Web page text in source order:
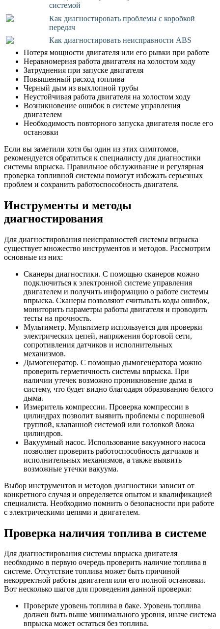
системой
Как диагностировать проблемы с коробкой
передач
Как диагностировать неисправности ABS
Потеря мощности двигателя или его рывки при работе
Неравномерная работа двигателя на холостом ходу
Затруднения при запуске двигателя
Повышенный расход топлива
Черный дым из выхлопной трубы
Неустойчивая работа двигателя на холостом ходу
Возникновение ошибок в системе управления
двигателем
Необходимость повторного запуска двигателя после его
остановки
Если вы заметили хотя бы один из этих симптомов,
рекомендуется обратиться к специалисту для диагностики
системы впрыска. Правильное обслуживание и регулярная
проверка топливной системы помогут избежать серьезных
проблем и сохранить работоспособность двигателя.
Инструменты и методы
диагностирования
Для диагностирования неисправностей системы впрыска
существует множество инструментов и методов. Рассмотрим
основные из них:
Сканеры диагностики. С помощью сканеров можно
подключиться к электронной системе управления
двигателем и получить информацию о работе системы
впрыска. Сканеры позволяют считывать коды ошибок,
мониторить параметры работы двигателя и проводить
тесты на прочность.
Мультиметр. Мультиметр используется для проверки
электрических цепей, напряжения бортовой сети,
сопротивления датчиков и исполнительных
механизмов.
Дымогенератор. С помощью дымогенератора можно
проверить герметичность системы впрыска. При
наличии утечек возможно проникновение дыма в
систему, что будет видно благодаря образованию белого
дыма.
Измеритель компрессии. Проверка компрессии в
цилиндрах позволит выявить проблемы с поршневой
группой, клапанной системой или головкой блока
цилиндров.
Вакуумный насос. Использование вакуумного насоса
позволяет проверить работоспособность датчиков и
исполнительных механизмов, а также выявить
возможные утечки вакуума.
Выбор инструментов и методов диагностики зависит от
конкретного случая и определяется опытом и квалификацией
специалиста. Необходимо помнить о безопасности при работе
с электрическими цепями и двигателем.
Проверка наличия топлива в системе
Для диагностирования системы впрыска двигателя
необходимо в первую очередь проверить наличие топлива в
системе. Отсутствие топлива может быть причиной
некорректной работы двигателя или его полной остановки.
Вот несколько шагов для проведения данной проверки:
Проверьте уровень топлива в баке. Уровень топлива
должен быть выше минимального уровня, иначе система
впрыска может остаться без топлива.